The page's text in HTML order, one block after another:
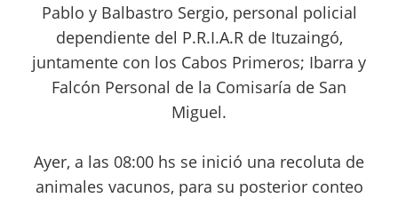
Pablo y Balbastro Sergio, personal policial
dependiente del P.R.I.A.R de Ituzaingó,
juntamente con los Cabos Primeros; Ibarra y
Falcón Personal de la Comisaría de San
Miguel.
Ayer, a las 08:00 hs se inició una recoluta de
animales vacunos, para su posterior conteo